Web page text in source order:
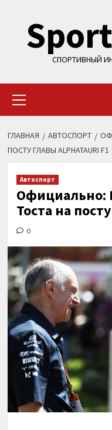
содержимому
СПОРТИВНЫЙ
меню
ГЛАВНАЯ АВТОСПОРТ
ПОСТУ ГЛАВЫ ALPHATAURI F1
Автоспорт
Официально:
Тоста на
0